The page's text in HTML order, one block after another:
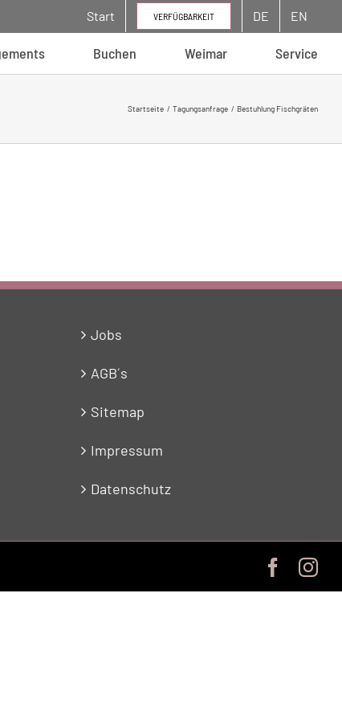
Start VERFÜGBARKEIT DE EN
Buchen Weimar Service
Startseite Tagungsanfrage Bestuhlung Fischgräten
Jobs
AGB´s
Sitemap
Impressum
Datenschutz